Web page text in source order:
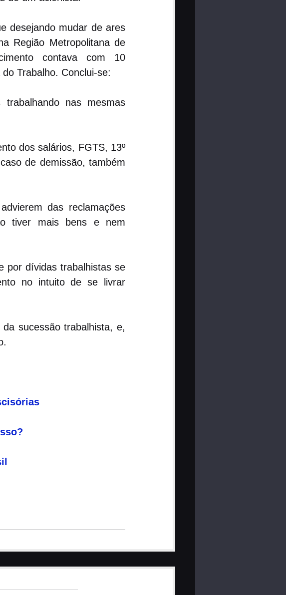
desejando mudar de ares
Região Metropolitana de
contava com 10
Trabalho. Conclui-se:
nas mesmas
dos salários, FGTS, 13º
de demissão, também
das reclamações
tiver mais bens e nem
por dívidas trabalhistas se
no intuito de se livrar
sucessão trabalhista, e,